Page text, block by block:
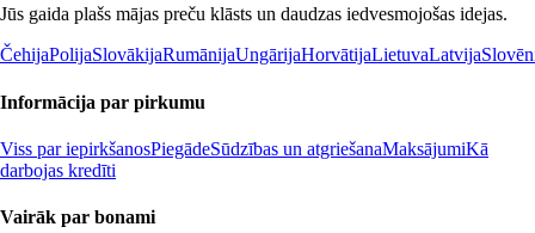
Jūs gaida plašs mājas preču klāsts un daudzas iedvesmojošas idejas.
ČehijaPolijaSlovākijaRumānijaUngārijaHorvātijaLietuvaLatvija
Informācija par pirkumu
Viss par iepirkšanosPiegādeSūdzības un atgriešanaMaksājumiKā
darbojas kredīti
Vairāk par bonami